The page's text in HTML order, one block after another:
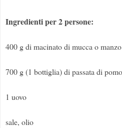
Ingredienti per 2 persone:
400 g di macinato di mucca o
700 g (1 bottiglia) di passata di
1 uovo
sale, olio